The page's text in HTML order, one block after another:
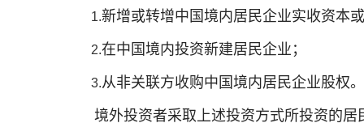
1.新增或转增中国境内居民企业实收资本
2.在中国境内投资新建居民企业；
3.从非关联方收购中国境内居民企业股权。
境外投资者采取上述投资方式所投资的居